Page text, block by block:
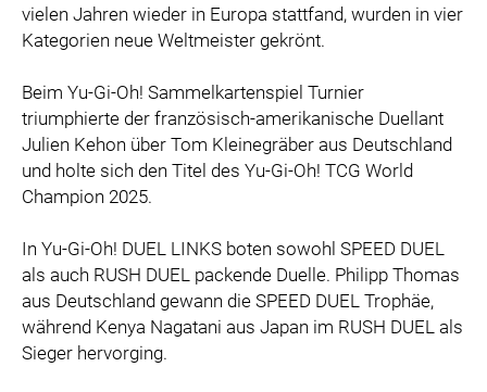
PRESSEKONTAKT
vielen Jahren wieder in Europa stattfand, wurden in vier
Kategorien neue Weltmeister gekrönt.
Beim Yu-Gi-Oh! Sammelkartenspiel Turnier
triumphierte der französisch-amerikanische Duellant
Julien Kehon über Tom Kleinegräber aus Deutschland
und holte sich den Titel des Yu-Gi-Oh! TCG World
Champion 2025.
In Yu-Gi-Oh! DUEL LINKS boten sowohl SPEED DUEL
als auch RUSH DUEL packende Duelle. Philipp Thomas
aus Deutschland gewann die SPEED DUEL Trophäe,
während Kenya Nagatani aus Japan im RUSH DUEL als
Sieger hervorging.